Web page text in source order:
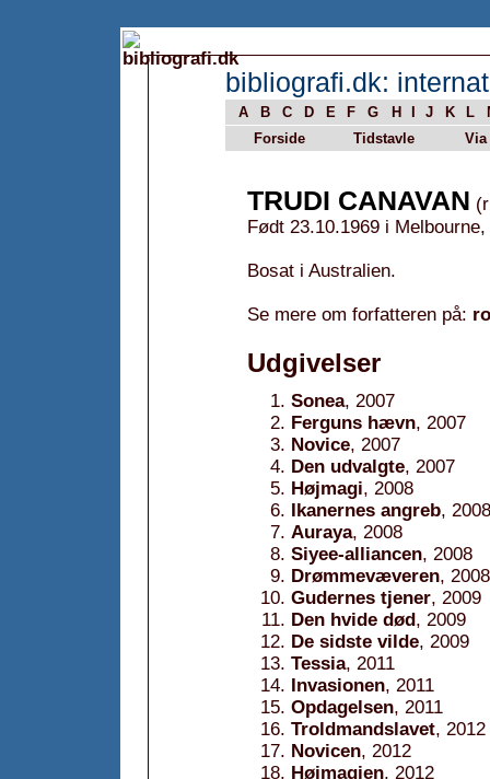
bibliografi.dk:
A B C D E F G H J K L
Forside
Tidstavle Via
TRUDI CANAVAN
Født 23.10.1969 i
Bosat i Australien.
Se mere om forfatteren på:
Udgivelser
Sonea, 2007
Ferguns hævn, 2007
Novice, 2007
Den udvalgte, 2007
Højmagi, 2008
Ikanernes angreb, 2008
Auraya, 2008
Siyee-alliancen, 2008
Drømmevæveren, 2008
Gudernes tjener, 2009
Den hvide død, 2009
De sidste vilde, 2009
Tessia, 2011
Invasionen, 2011
Opdagelsen, 2011
Troldmandslavet, 2012
Novicen, 2012
Højmagien, 2012